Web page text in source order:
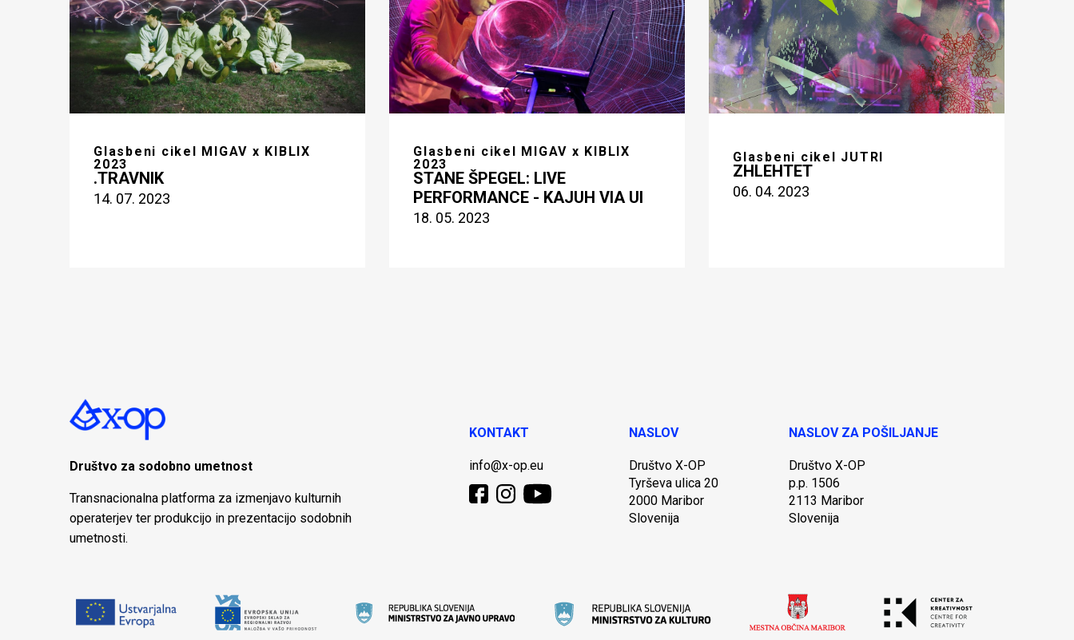
Glasbeni cikel MIGAV x KIBLIX
2023
.TRAVNIK
14. 07. 2023
Glasbeni cikel MIGAV x KIBLIX
2023
STANE ŠPEGEL: LIVE
PERFORMANCE - KAJUH VIA UI
18. 05. 2023
Glasbeni cikel JUTRI
ZHLEHTET
06. 04. 2023
Društvo za sodobno umetnost
Transnacionalna platforma za izmenjavo kulturnih
operaterjev ter produkcijo in prezentacijo sodobnih
umetnosti.
KONTAKT
info@x-op.eu
NASLOV
Društvo X-OP
Tyrševa ulica 20
2000 Maribor
Slovenija
NASLOV ZA POŠILJANJE
Društvo X-OP
p.p. 1506
2113 Maribor
Slovenija